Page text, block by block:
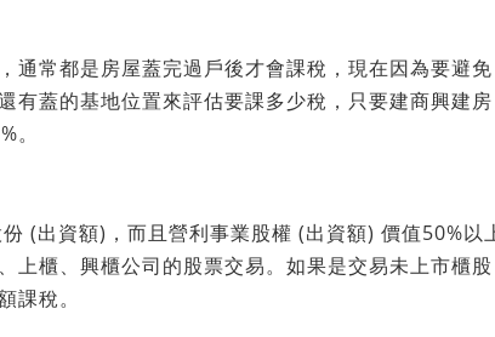
通常都是房屋蓋完過戶後才會課稅，現在因為要避免
有蓋的基地位置來評估要課多少稅，只要建商興建房
。
(出資額)，而且營利事業股權 (出資額) 價值50%以
上櫃、興櫃公司的股票交易。如果是交易未上市櫃股
課稅。